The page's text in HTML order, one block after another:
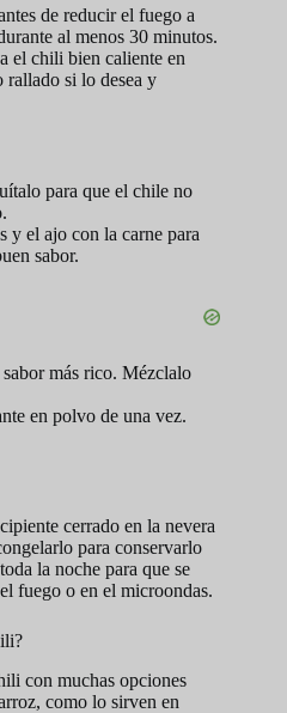
de reducir el fuego a
al menos 30 minutos.
el chili bien caliente en
rallado si lo desea y
para que el chile no
y el ajo con la carne para
sabor.
más rico. Mézclalo
en polvo de una vez.
cerrado en la nevera
para conservarlo
la noche para que se
fuego o en el microondas.
con muchas opciones
como lo sirven en